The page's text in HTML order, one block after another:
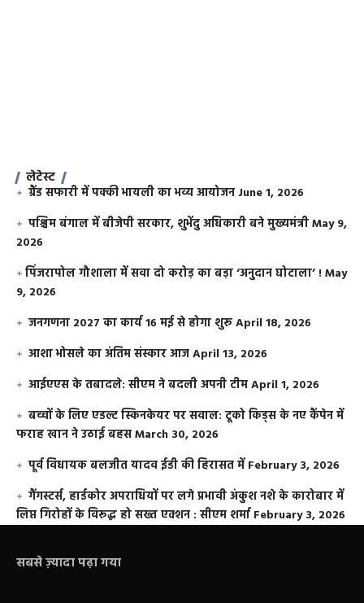
लेटेस्ट
ग्रैंड सफारी में पक्की भायली का भव्य आयोजन June 1, 2026
पश्चिम बंगाल में बीजेपी सरकार, शुभेंदु अधिकारी बने मुख्यमंत्रीMay 9,
2026
​पिंजरापोल गौशाला में सवा दो करोड़ का बड़ा ‘अनुदान घोटाला’ !May
9, 2026
जनगणना 2027 का कार्य 16 मई से होगा शुरूApril 18, 2026
आशा भोसले का अंतिम संस्कार आजApril 13, 2026
आईएएस के तबादले: सीएम ने बदली अपनी टीमApril 1, 2026
बच्चों के लिए एडल्ट स्किनकेयर पर सवाल: टूको किड्स के नए कैंपेन में
फराह खान ने उठाई बहसMarch 30, 2026
पूर्व विधायक बलजीत यादव ईडी की हिरासत में February 3, 2026
गैंगस्टर्स, हार्डकोर अपराधियों पर लगे प्रभावी अंकुश नशे के कारोबार में
लिप्त गिरोहों के विरूद्ध हो सख्त एक्शन : सीएम शर्मा February 3, 2026
सबसे ज़्यादा पढ़ा गया